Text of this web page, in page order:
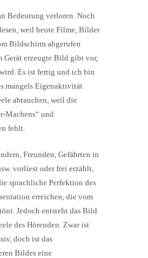
Bedeutung verloren. Noch
weil heute Filme, Bilder
Bildschirm abgerufen
Gerät erzeugte Bild gibt vor,
Es ist fertig und ich bin
mangels Eigenaktivität
abtauchen, weil die
Machens“ und
fehlt.
Freunden, Gefährten in
vorliest oder frei erzählt,
sprachliche Perfektion des
erreichen, die vom
Jedoch entsteht das Bild
des Hörenden. Zwar ist
doch ist das
Bildes eine